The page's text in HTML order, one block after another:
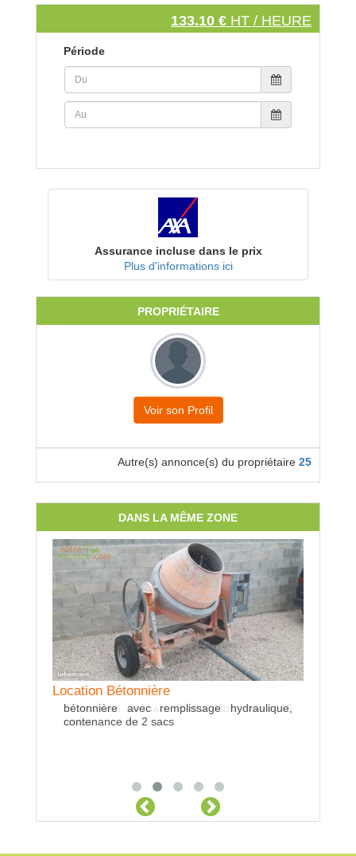
133.10 € HT / HEURE
Période
Assurance incluse dans le prix
Plus d'informations ici
PROPRIÉTAIRE
Voir son Profil
Autre(s) annonce(s) du propriétaire 25
DANS LA MÊME ZONE
Location Bétonnière
bétonnière avec remplissage hydraulique,
contenance de 2 sacs
Location Bineuse
Ecrouteuse à maïs Pietro Moro avec 16
roues